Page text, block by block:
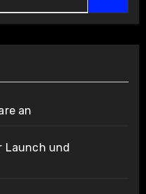
an
Launch und